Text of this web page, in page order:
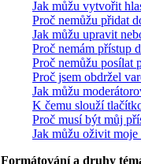
Jak můžu vytvořit
Proč nemůžu přidat
Jak můžu upravit
Proč nemám přístup
Proč nemůžu posílat
Proč jsem obdržel
Jak můžu
K čemu slouží
Proč musí být můj
Jak můžu oživit moje
Formátování a druhy